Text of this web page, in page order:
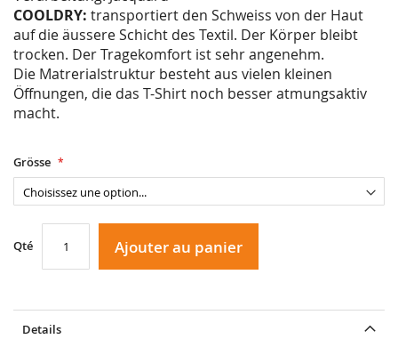
COOLDRY: transportiert den Schweiss von der Haut
auf die äussere Schicht des Textil. Der Körper bleibt
trocken. Der Tragekomfort ist sehr angenehm.
Die Matrerialstruktur besteht aus vielen kleinen
Öffnungen, die das T-Shirt noch besser atmungsaktiv
macht.
Grösse
Qté Ajouter au panier
Details